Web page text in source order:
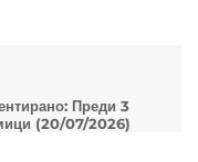
Преди 3
(20/07/2026)